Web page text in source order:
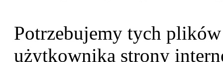
Potrzebujemy tych
użytkownika strony